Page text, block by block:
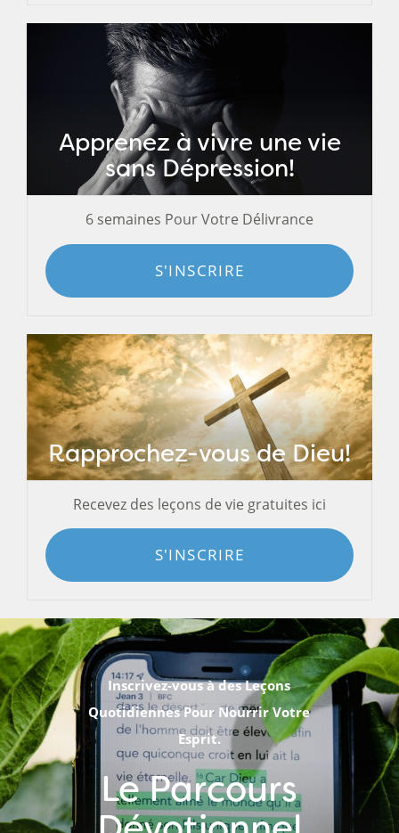
Apprenez à vivre une vie
sans Dépression!
6 semaines Pour Votre Délivrance
S'INSCRIRE
Rapprochez-vous de Dieu!
Recevez des leçons de vie gratuites ici
S'INSCRIRE
Inscrivez-vous à des Leçons
Quotidiennes Pour Nourrir Votre
Esprit.
Le Parcours